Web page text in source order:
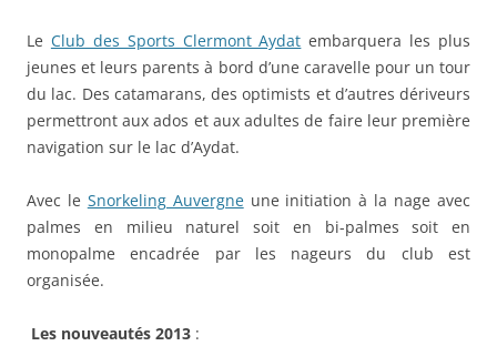
Le Club des Sports Clermont Aydat embarquera les plus
jeunes et leurs parents à bord d’une caravelle pour un tour
du lac. Des catamarans, des optimists et d’autres dériveurs
permettront aux ados et aux adultes de faire leur première
navigation sur le lac d’Aydat.
Avec le Snorkeling Auvergneune initiation à la nage avec
palmes en milieu naturel soit en bi-palmes soit en
monopalme encadrée par les nageurs du club est
organisée.
Les nouveautés 2013 :